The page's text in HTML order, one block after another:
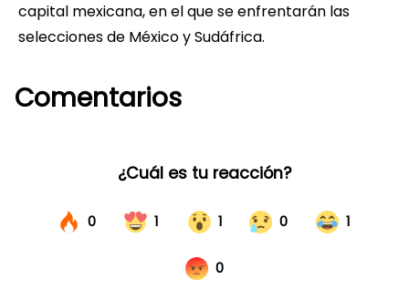
capital mexicana, en el que se enfrentarán las
selecciones de México y Sudáfrica.
Comentarios